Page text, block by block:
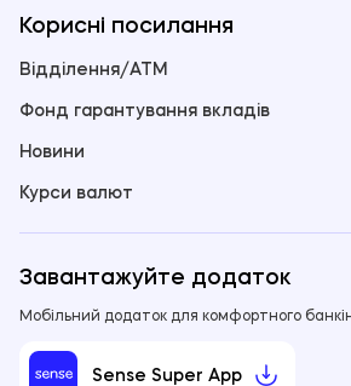
Корисні посилання
Відділення/ATM
Фонд гарантування вкладів
Новини
Курси валют
Завантажуйте додаток
Мобільний додаток для комфортного
Sense Super App